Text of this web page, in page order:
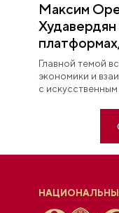
Максим
будущего
Главной темой
экономики и
с